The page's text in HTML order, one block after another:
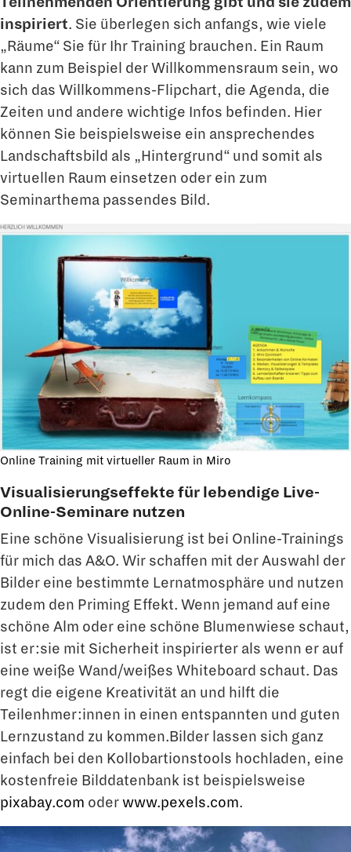
inspiriert. Sie überlegen sich anfangs, wie viele
„Räume“ Sie für Ihr Training brauchen. Ein Raum
kann zum Beispiel der Willkommensraum sein, wo
sich das Willkommens-Flipchart, die Agenda, die
Zeiten und andere wichtige Infos befinden. Hier
können Sie beispielsweise ein ansprechendes
Landschaftsbild als „Hintergrund“ und somit als
virtuellen Raum einsetzen oder ein zum
Seminarthema passendes Bild.
Online Training mit virtueller Raum in Miro
Visualisierungseffekte für lebendige Live-
Online-Seminare nutzen
Eine schöne Visualisierung ist bei Online-Trainings
für mich das A&O. Wir schaffen mit der Auswahl der
Bilder eine bestimmte Lernatmosphäre und nutzen
zudem den Priming Effekt. Wenn jemand auf eine
schöne Alm oder eine schöne Blumenwiese schaut,
ist er:sie mit Sicherheit inspirierter als wenn er auf
eine weiße Wand/weißes Whiteboard schaut. Das
regt die eigene Kreativität an und hilft die
Teilenhmer:innen in einen entspannten und guten
Lernzustand zu kommen.Bilder lassen sich ganz
einfach bei den Kollobartionstools hochladen, eine
kostenfreie Bilddatenbank ist beispielsweise
pixabay.com oder www.pexels.com.